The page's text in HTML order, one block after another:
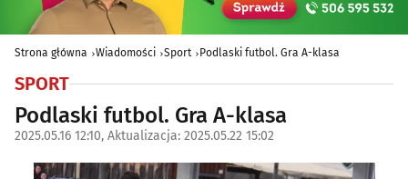
Strona główna Wiadomości Sport Podlaski futbol. Gra A-klasa
SPORT
Podlaski futbol. Gra A-klasa
2025.05.16 12:10, Aktualizacja: 2025.05.22 15:02